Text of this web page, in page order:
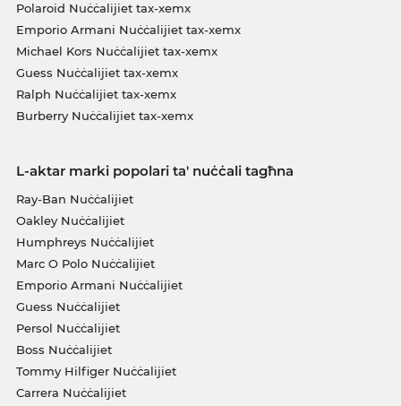
Polaroid Nuċċalijiet tax-xemx
Emporio Armani Nuċċalijiet tax-xemx
Michael Kors Nuċċalijiet tax-xemx
Guess Nuċċalijiet tax-xemx
Ralph Nuċċalijiet tax-xemx
Burberry Nuċċalijiet tax-xemx
L-aktar marki popolari ta' nuċċali tagħna
Ray-Ban Nuċċalijiet
Oakley Nuċċalijiet
Humphreys Nuċċalijiet
Marc O Polo Nuċċalijiet
Emporio Armani Nuċċalijiet
Guess Nuċċalijiet
Persol Nuċċalijiet
Boss Nuċċalijiet
Tommy Hilfiger Nuċċalijiet
Carrera Nuċċalijiet